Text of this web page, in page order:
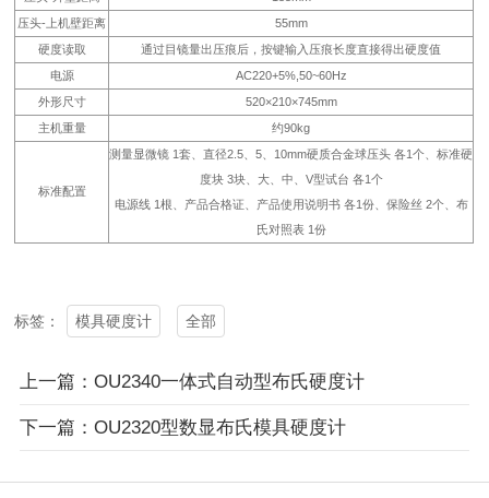
压头-上机壁距离
55mm
硬度读取
通过目镜量出压痕后，按键输入压痕长度直接得出硬度值
电源
AC220+5%,50~60Hz
外形尺寸
520×210×745mm
主机重量
约90kg
标准配置
测量显微镜 1套、直径2.5、5、10mm硬质合金球压头 各1个、标准硬
度块 3块、大、中、V型试台 各1个
电源线 1根、产品合格证、产品使用说明书 各1份、保险丝 2个、布
氏对照表 1份
标签： 模具硬度计 全部
上一篇：OU2340一体式自动型布氏硬度计
下一篇：OU2320型数显布氏模具硬度计